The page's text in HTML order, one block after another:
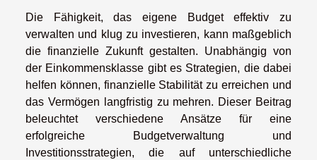
Die Fähigkeit, das eigene Budget effektiv zu
verwalten und klug zu investieren, kann maßgeblich
die finanzielle Zukunft gestalten. Unabhängig von
der Einkommensklasse gibt es Strategien, die dabei
helfen können, finanzielle Stabilität zu erreichen und
das Vermögen langfristig zu mehren. Dieser Beitrag
beleuchtet verschiedene Ansätze für eine
erfolgreiche Budgetverwaltung und
Investitionsstrategien, die auf unterschiedliche